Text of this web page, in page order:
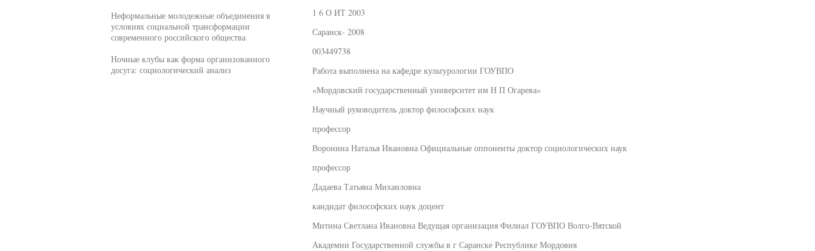
1 6 О ИТ 2003
Саранск- 2008
003449738
Работа выполнена на кафедре культурологии ГОУВПО
«Мордовский государственный университет им Н П Огарева»
Научный руководитель доктор философских наук
профессор
Воронина Наталья Ивановна Официальные оппоненты доктор социологических наук
профессор
Дадаева Татьяна Михаиловна
кандидат философских наук доцент
Митина Светлана Ивановна Ведущая организация Филиал ГОУВПО Волго-Вятской
Академии Государственной службы в г Саранске Республике Мордовия
Неформальные молодежные объединения в
условиях социальной трансформации
современного российского общества
Ночные клубы как форма организованного
досуга: социологический анализ